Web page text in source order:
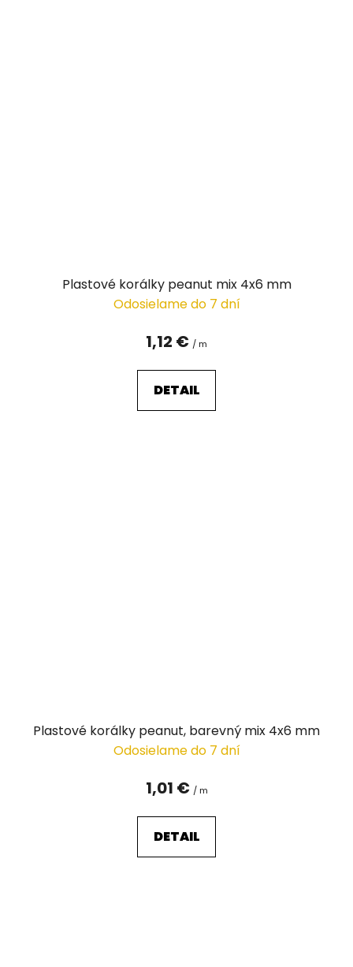
Plastové korálky peanut mix 4x6 mm
Odosielame do 7 dní
1,12 € / m
DETAIL
Plastové korálky peanut, barevný mix 4x6 mm
Odosielame do 7 dní
1,01 € / m
DETAIL